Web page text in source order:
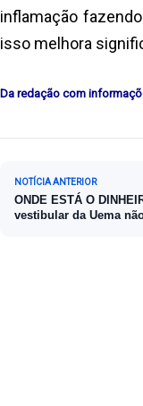
inflamação
isso melhora
Da redação com
Navegação de
NOTÍCIA ANTERIOR
ONDE ESTÁ O
vestibular da Uema